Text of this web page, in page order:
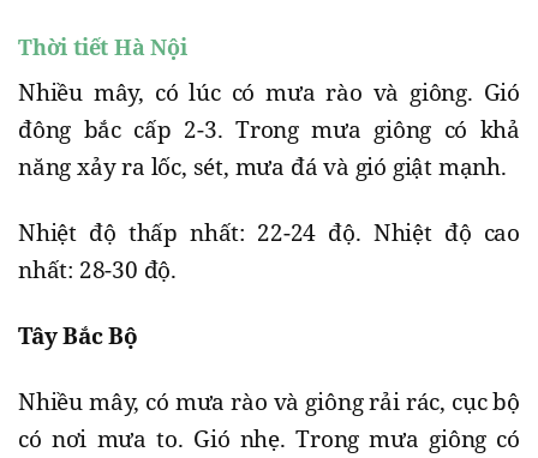
Thời tiết Hà Nội
Nhiều mây, có lúc có mưa rào và giông. Gió
đông bắc cấp 2-3. Trong mưa giông có khả
năng xảy ra lốc, sét, mưa đá và gió giật mạnh.
Nhiệt độ thấp nhất: 22-24 độ. Nhiệt độ cao
nhất: 28-30 độ.
Tây Bắc Bộ
Nhiều mây, có mưa rào và giông rải rác, cục bộ
có nơi mưa to. Gió nhẹ. Trong mưa giông có